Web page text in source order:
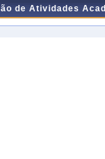
de Atividades